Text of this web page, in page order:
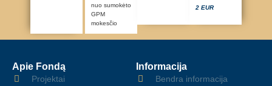
nuo sumokėto
GPM
mokesčio
2 EUR
Apie Fondą
Projektai
Informacija
Bendra informacija